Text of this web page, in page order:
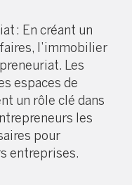
: En créant un
l’immobilier
Les
espaces de
un rôle clé dans
les
pour
entreprises.